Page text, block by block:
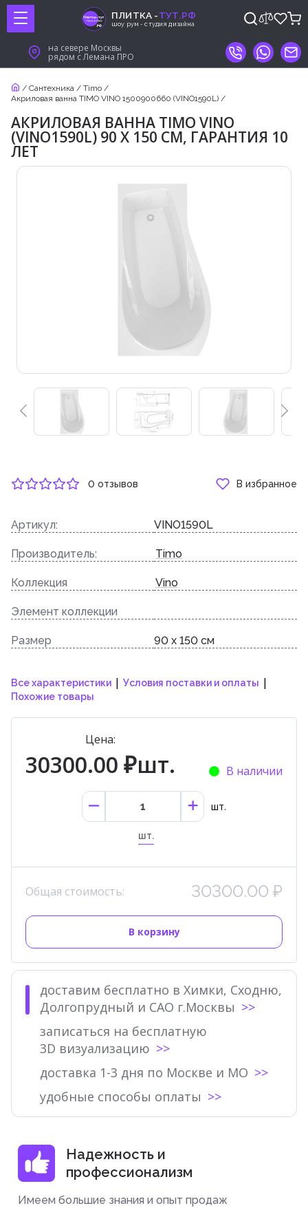
ПЛИТКА -ТУТ.РФ
шоу рум - студия дизайна
на севере Москвы
рядом с Лемана ПРО
/ Сантехника / Timo /
Акриловая ванна TIMO VINO 1500900660 (VINO1590L) /
АКРИЛОВАЯ ВАННА TIMO VINO
(VINO1590L) 90 X 150 СМ, ГАРАНТИЯ 10
ЛЕТ
0 отзывов В избранное
Артикул: VINO1590L
Производитель: Timo
Коллекция Vino
Элемент коллекции
Размер 90 x 150 см
Все характеристики | Условия поставки и оплаты |
Похожие товары
Цена:
30300.00 ₽шт. В наличии
шт.
шт.
Общая стоимость: 30300.00 ₽
В корзину
доставим бесплатно в Химки, Сходню,
Долгопрудный и САО г.Москвы
записаться на бесплатную
3D визуализацию
доставка 1-3 дня по Москве и МО
удобные способы оплаты
Надежность и
профессионализм
Имеем большие знания и опыт продаж